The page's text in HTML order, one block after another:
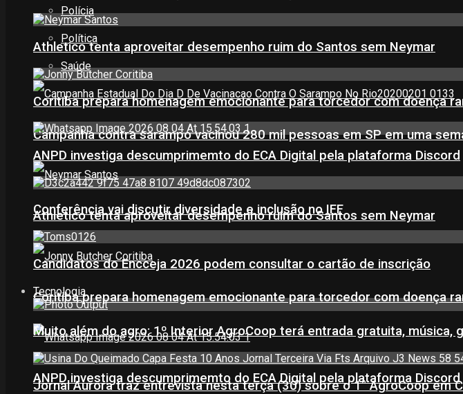
Polícia
Política
Saúde
Campanha contra sarampo vacinou 280 mil pessoas em SP em uma
Athletico tenta aproveitar desempenho ruim do Santos sem Neymar
Coritiba prepara homenagem emocionante para torcedor com doença
ANPD investiga descumprimemto do ECA Digital pela plataforma Discord
Athletico tenta aproveitar desempenho ruim do Santos sem Neymar
Coritiba prepara homenagem emocionante para torcedor com doença
ANPD investiga descumprimemto do ECA Digital pela plataforma Discord
Conferência vai discutir diversidade e inclusão no IFF
Candidatos do Encceja 2026 podem consultar o cartão de inscrição
Tecnologia
Muito além do agro: 1º Interior AgroCoop terá entrada gratuita, música,
Jornal Aurora traz entrevista nesta terça (30) sobre o 1° AgroCoop em